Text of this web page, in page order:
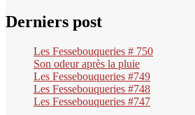
Derniers post
Les Fessebouqueries # 750
Son odeur après la pluie
Les Fessebouqueries #749
Les Fessebouqueries #748
Les Fessebouqueries #747